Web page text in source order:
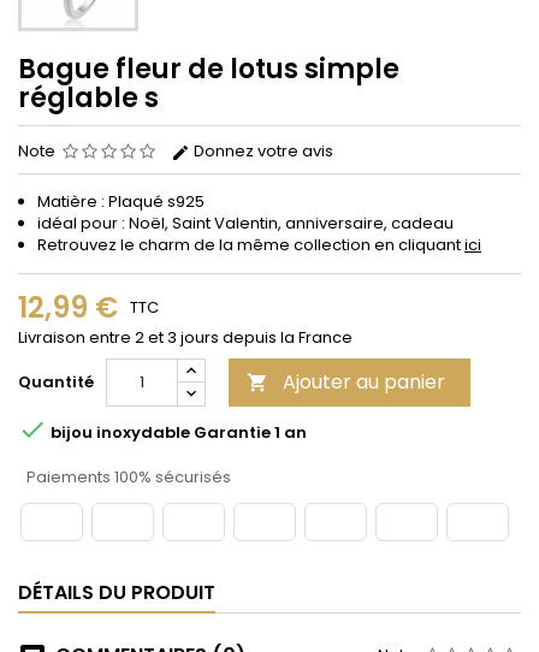
Bague fleur de lotus simple
réglable s
Note Donnez votre avis
Matière : Plaqué s925
idéal pour : Noël, Saint Valentin, anniversaire, cadeau
Retrouvez le charm de la même collection en cliquantici
12,99 € TTC
Livraison entre 2 et 3 jours depuis la France
Quantité
 Ajouter au panier
 bijou inoxydable Garantie 1 an
Paiements 100% sécurisés
DÉTAILS DU PRODUIT